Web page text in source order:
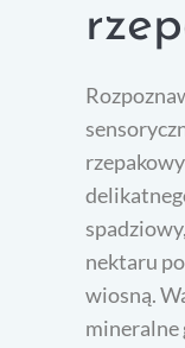
nektaru
wiosną.
mineralne